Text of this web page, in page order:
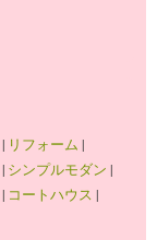
| リフォーム |
| シンプルモダン |
| コートハウス |